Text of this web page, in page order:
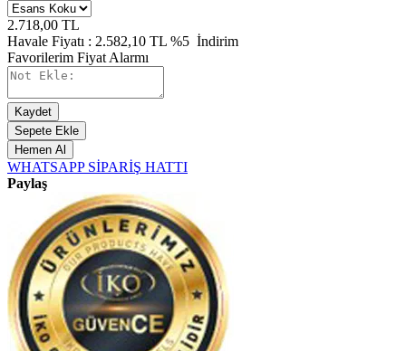
2.718,00 TL
Havale Fiyatı : 2.582,10 TL %5 İndirim
Favorilerim Fiyat Alarmı
Kaydet
Sepete Ekle
Hemen Al
WHATSAPP SİPARİŞ HATTI
Paylaş